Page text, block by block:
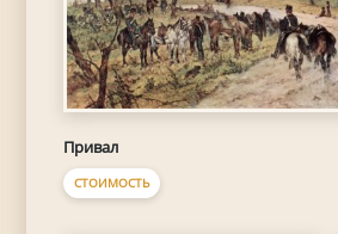
Привал
СТОИМОСТЬ